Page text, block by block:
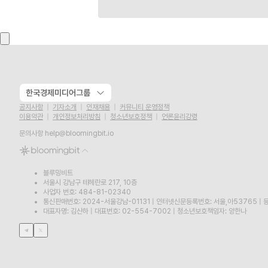
한국경제미디어그룹
공지사항 기자소개 인재채용
커뮤니티 운영정책
이용약관
개인정보처리방침 청소년보호정책
언론윤리강령
문의사항 help@bloomingbit.io
블루밍비트
서울시 강남구 테헤란로 217, 10층
사업자 번호: 484-81-02340
통신판매번호: 2024-서울강남-01131
인터넷신문등록번호: 서울,아53765
대표자명: 김산하
대표번호: 02-554-7002 청소년보호책임자: 양한나